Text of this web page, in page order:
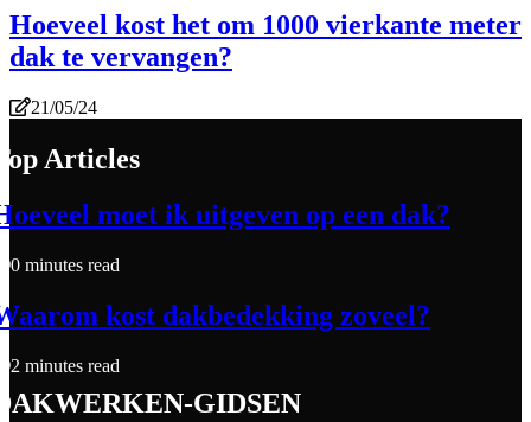
Hoeveel kost het om 1000 vierkante meter
dak te vervangen?
21/05/24
Articles
moet ik uitgeven op een dak?
0 minutes read
kost dakbedekking zoveel?
2 minutes read
gidsen